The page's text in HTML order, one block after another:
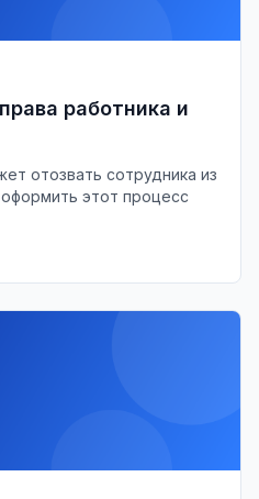
работника и
отозвать сотрудника из
этот процесс